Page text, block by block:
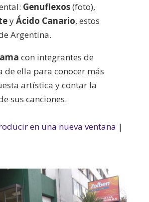
Genuflexos(foto),
yÁcido Canario, estos
Argentina.
con integrantes de
de ella para conocer más
artística y contar la
sus canciones.
en una nueva ventana |